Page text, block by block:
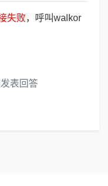
失败，呼叫walkor
表回答